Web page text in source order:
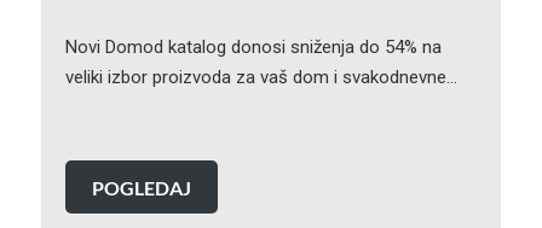
Novi Domod katalog donosi sniženja do 54% na
veliki izbor proizvoda za vaš dom i svakodnevne…
POGLEDAJ